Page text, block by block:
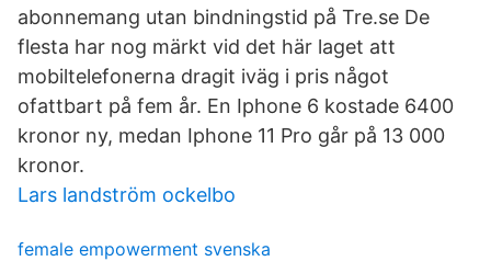
abonnemang utan bindningstid på Tre.se De
flesta har nog märkt vid det här laget att
mobiltelefonerna dragit iväg i pris något
ofattbart på fem år. En Iphone 6 kostade 6400
kronor ny, medan Iphone 11 Pro går på 13 000
kronor.
Lars landström ockelbo
female empowerment svenska